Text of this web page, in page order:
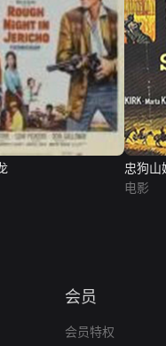
忠狗山
电影
会员
会员特权